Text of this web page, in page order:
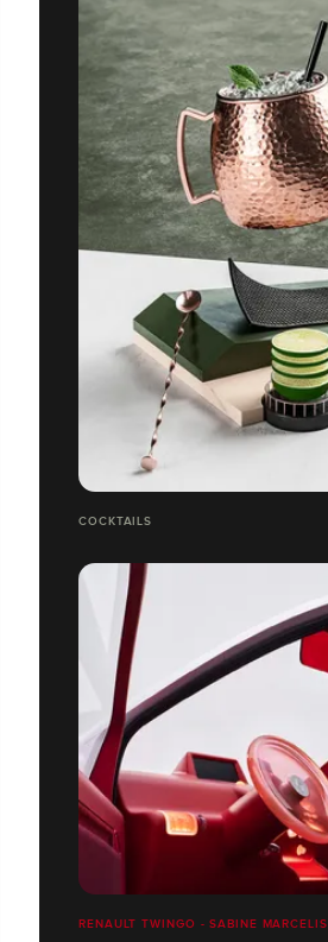
COCKTAILS
RENAULT TWINGO - SABINE MARCELIS